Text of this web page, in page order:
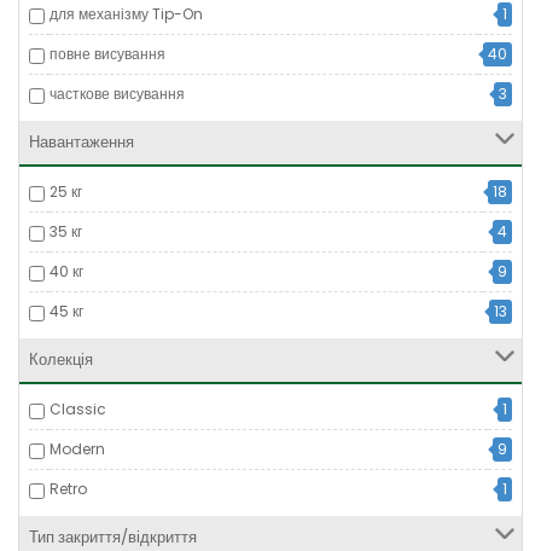
для механізму Tip-On
1
повне висування
40
часткове висування
3
Навантаження
25 кг
18
35 кг
4
40 кг
9
45 кг
13
Колекція
Classic
1
Modern
9
Retro
1
Тип закриття/відкриття